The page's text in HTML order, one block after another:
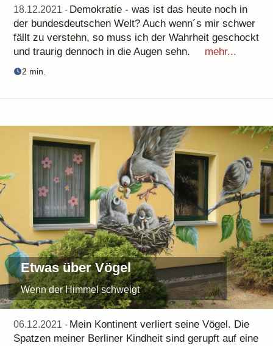
18.12.2021 - Demokratie - was ist das heute noch in
der bundesdeutschen Welt? Auch wenn´s mir schwer
fällt zu verstehn, so muss ich der Wahrheit geschockt
und traurig dennoch in die Augen sehn.
mehr...
2 min.
Etwas über Vögel
Wenn der Himmel schweigt
06.12.2021 - Mein Kontinent verliert seine Vögel. Die
Spatzen meiner Berliner Kindheit sind gerupft auf eine